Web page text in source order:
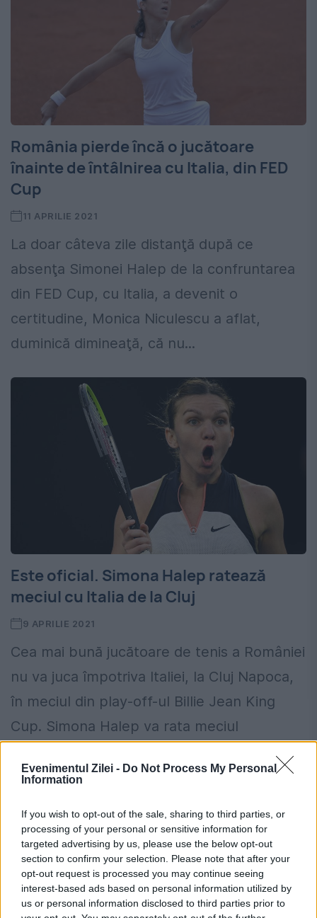
Evenimentul Zilei - Do Not Process My Personal
Information
If you wish to opt-out of the sale, sharing to third parties, or
processing of your personal or sensitive information for
targeted advertising by us, please use the below opt-out
section to confirm your selection. Please note that after your
opt-out request is processed you may continue seeing
interest-based ads based on personal information utilized by
us or personal information disclosed to third parties prior to
România pierde încă o jucătoare
înainte de întâlnirea cu Italia, din FED
Cup
11 APRILIE 2021
La doar câteva zile distanţă după ce
absenţa Simonei Halep de la confruntarea
din FED Cup, cu Italia, a devenit o
certitudine, Monica Niculescu a aflat,
duminică dimineaţă, că nu...
Este oficial. Simona Halep ratează
meciul cu Italia de la Cluj
9 APRILIE 2021
Cea mai bună jucătoare de tenis a României
nu va juca împotriva Italiei, la Cluj Napoca,
în meciul din play-off-ul Billie Jean King
Cup. Simona Halep va rata meciul